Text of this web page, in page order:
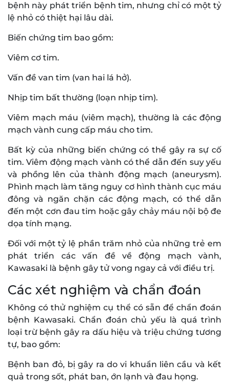
bệnh này phát triển bệnh tim, nhưng chỉ có một tỷ
lệ nhỏ có thiệt hại lâu dài.
Biến chứng tim bao gồm:
Viêm cơ tim.
Vấn đề van tim (van hai lá hở).
Nhịp tim bất thường (loạn nhịp tim).
Viêm mạch máu (viêm mạch), thường là các động
mạch vành cung cấp máu cho tim.
Bất kỳ của những biến chứng có thể gây ra sự cố
tim. Viêm động mạch vành có thể dẫn đến suy yếu
và phồng lên của thành động mạch (aneurysm).
Phình mạch làm tăng nguy cơ hình thành cục máu
đông và ngăn chặn các động mạch, có thể dẫn
đến một cơn đau tim hoặc gây chảy máu nội bộ đe
dọa tính mạng.
Đối với một tỷ lệ phần trăm nhỏ của những trẻ em
phát triển các vấn đề về động mạch vành,
Kawasaki là bệnh gây tử vong ngay cả với điều trị.
Các xét nghiệm và chẩn đoán
Không có thử nghiệm cụ thể có sẵn để chẩn đoán
bệnh Kawasaki. Chẩn đoán chủ yếu là quá trình
loại trừ bệnh gây ra dấu hiệu và triệu chứng tương
tự, bao gồm:
Bệnh ban đỏ, bị gây ra do vi khuẩn liên cầu và kết
quả trong sốt, phát ban, ớn lạnh và đau họng.